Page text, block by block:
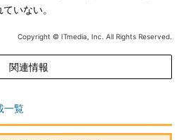
いない。
Copyright © ITmedia, Inc. All Rights Reserved.
関連情報
一覧